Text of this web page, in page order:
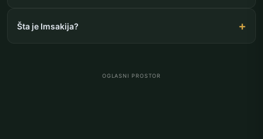
Šta je Imsakija?
OGLASNI PROSTOR